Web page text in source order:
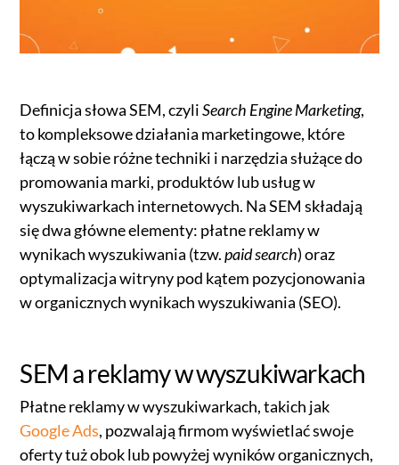
Definicja słowa SEM, czyliSearch Engine Marketing,
to kompleksowe działania marketingowe, które
łączą w sobie różne techniki i narzędzia służące do
promowania marki, produktów lub usług w
wyszukiwarkach internetowych. Na SEM składają
się dwa główne elementy: płatne reklamy w
wynikach wyszukiwania (tzw.paid search) oraz
optymalizacja witryny pod kątem pozycjonowania
w organicznych wynikach wyszukiwania (SEO).
SEM a reklamy w wyszukiwarkach
Płatne reklamy w wyszukiwarkach, takich jak
Google Ads, pozwalają firmom wyświetlać swoje
oferty tuż obok lub powyżej wyników organicznych,